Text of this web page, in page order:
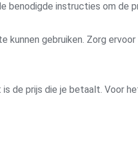
benodigde instructies om de
kunnen gebruiken. Zorg
de prijs die je betaalt. Voor